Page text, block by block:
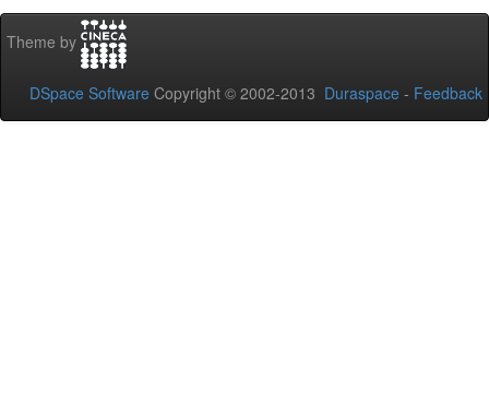
Theme by
DSpace Software Copyright © 2002-2013 Duraspace - Feedback